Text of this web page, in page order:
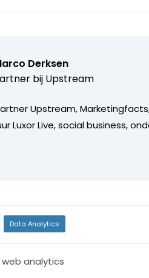
Derksen
bij Upstream
Upstream,
Luxor Live, social business,
Data Analytics
web analytics